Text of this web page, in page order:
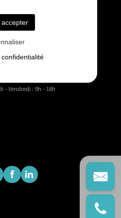
drones-services.fr
- Vendredi : 9h - 18h
accepter